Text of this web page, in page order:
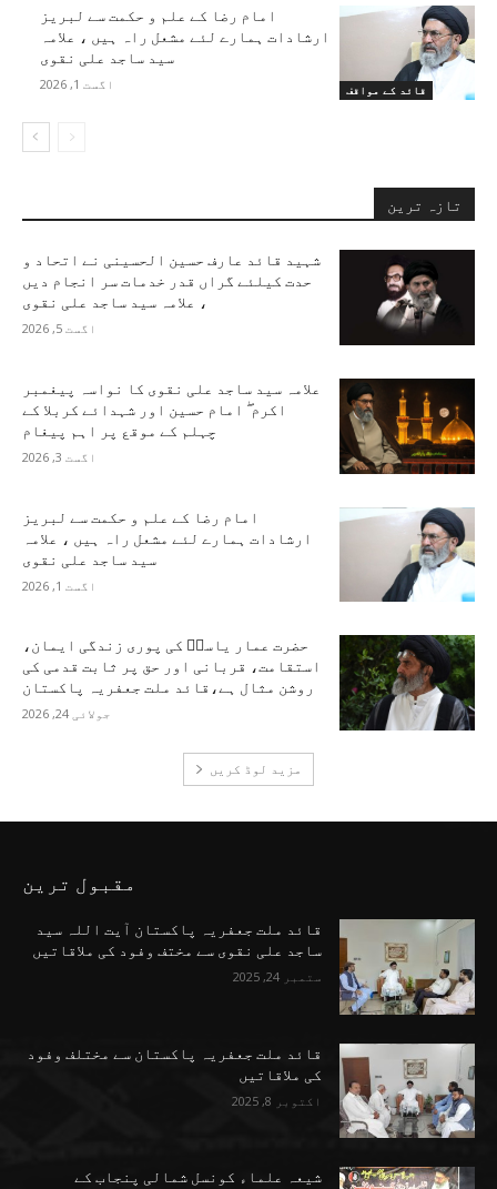
قائد کے مواقف
امام رضا کے علم و حکمت سے لبریز
ارشادات ہمارے لئے مشعل راہ ہیں ، علامہ
سید ساجد علی نقوی
اگست 1, 2026
تازہ ترین
شہید قائد عارف حسین الحسینی نے اتحاد و
حدت کیلئے گراں قدر خدمات سر انجام دیں
، علامہ سید ساجد علی نقوی
اگست 5, 2026
علامہ سید ساجد علی نقوی کا نواسہ پیغمبر
اکرم ۖ امام حسین اور شہدائے کربلا کے
چہلم کے موقع پر اہم پیغام
اگست 3, 2026
امام رضا کے علم و حکمت سے لبریز
ارشادات ہمارے لئے مشعل راہ ہیں ، علامہ
سید ساجد علی نقوی
اگست 1, 2026
حضرت عمار یاسرؑ کی پوری زندگی ایمان،
استقامت، قربانی اور حق پر ثابت قدمی کی
روشن مثال ہے،قائد ملت جعفریہ پاکستان
جولائی 24, 2026
مزید لوڈ کریں
مقبول ترین
قائد ملت جعفریہ پاکستان آیت اللہ سید
ساجد علی نقوی سے مختف وفود کی ملاقاتیں
ستمبر 24, 2025
قائد ملت جعفریہ پاکستان سے مختلف وفود
کی ملاقاتیں
اکتوبر 8, 2025
شیعہ علماء کونسل شمالی پنجاب کے